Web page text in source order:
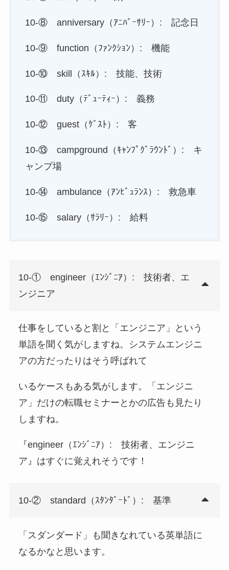
10-⑧ anniversary（ｱﾆﾊﾞｰｻﾘｰ）: 記念日
10-⑨ function（ﾌｧﾝｸｼｮﾝ）: 機能
10-⑩ skill（ｽｷﾙ）: 技能、技術
10-⑪ duty（ﾃﾞｭｰﾃｨｰ）: 義務
10-⑫ guest（ｹﾞｽﾄ）: 客
10-⑬ campground（ｷｬﾝﾌﾟｸﾞﾗｳﾝﾄﾞ）: キ
ャンプ場
10-⑭ ambulance（ｱﾝﾋﾞｭﾗﾝｽ）: 救急車
10-⑮ salary（ｻﾗﾘｰ）: 給料
10-① engineer（ｴﾝｼﾞﾆｱ）: 技術者、エ
ンジニア
仕事をしていると割と「エンジニア」という
単語を聞く気がしますね。システムエンジニ
アの方だったりはそう呼ばれて
いるケースもある気がします。「エンジニ
ア」だけの転職セミナーとかの広告も見たり
しますね。
『engineer（ｴﾝｼﾞﾆｱ）: 技術者、エンジニ
ア』はすぐに覚えれそうです！
10-② standard（ｽﾀﾝﾀﾞｰﾄﾞ）: 基準
「スダンダード」も聞きなれている英単語に
なるかなと思います。